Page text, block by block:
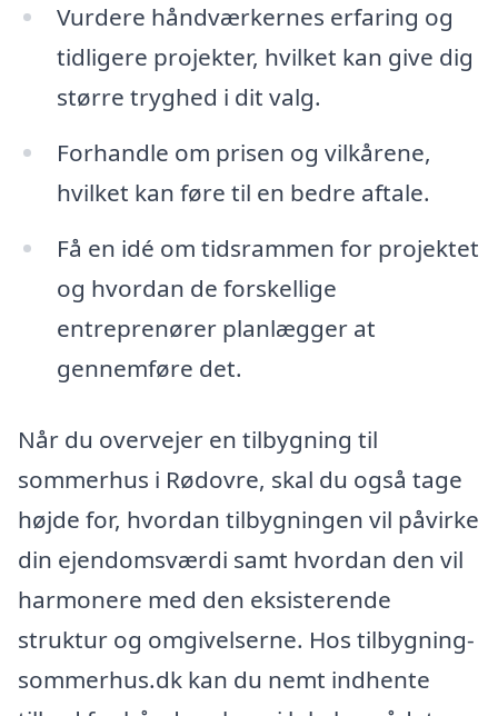
Vurdere håndværkernes erfaring og
tidligere projekter, hvilket kan give dig
større tryghed i dit valg.
Forhandle om prisen og vilkårene,
hvilket kan føre til en bedre aftale.
Få en idé om tidsrammen for projektet
og hvordan de forskellige
entreprenører planlægger at
gennemføre det.
Når du overvejer en tilbygning til
sommerhus i Rødovre, skal du også tage
højde for, hvordan tilbygningen vil påvirke
din ejendomsværdi samt hvordan den vil
harmonere med den eksisterende
struktur og omgivelserne. Hos tilbygning-
sommerhus.dk kan du nemt indhente